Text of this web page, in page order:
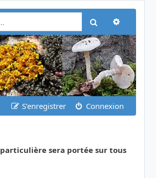
Rechercher
S’enregistrer Connexion
sera portée sur tous